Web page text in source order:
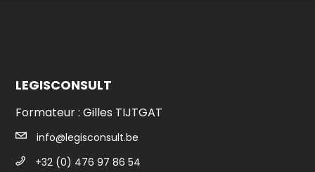
LEGISCONSULT
Formateur : Gilles TIJTGAT
info@legisconsult.be
+32 (0) 476 97 86 54